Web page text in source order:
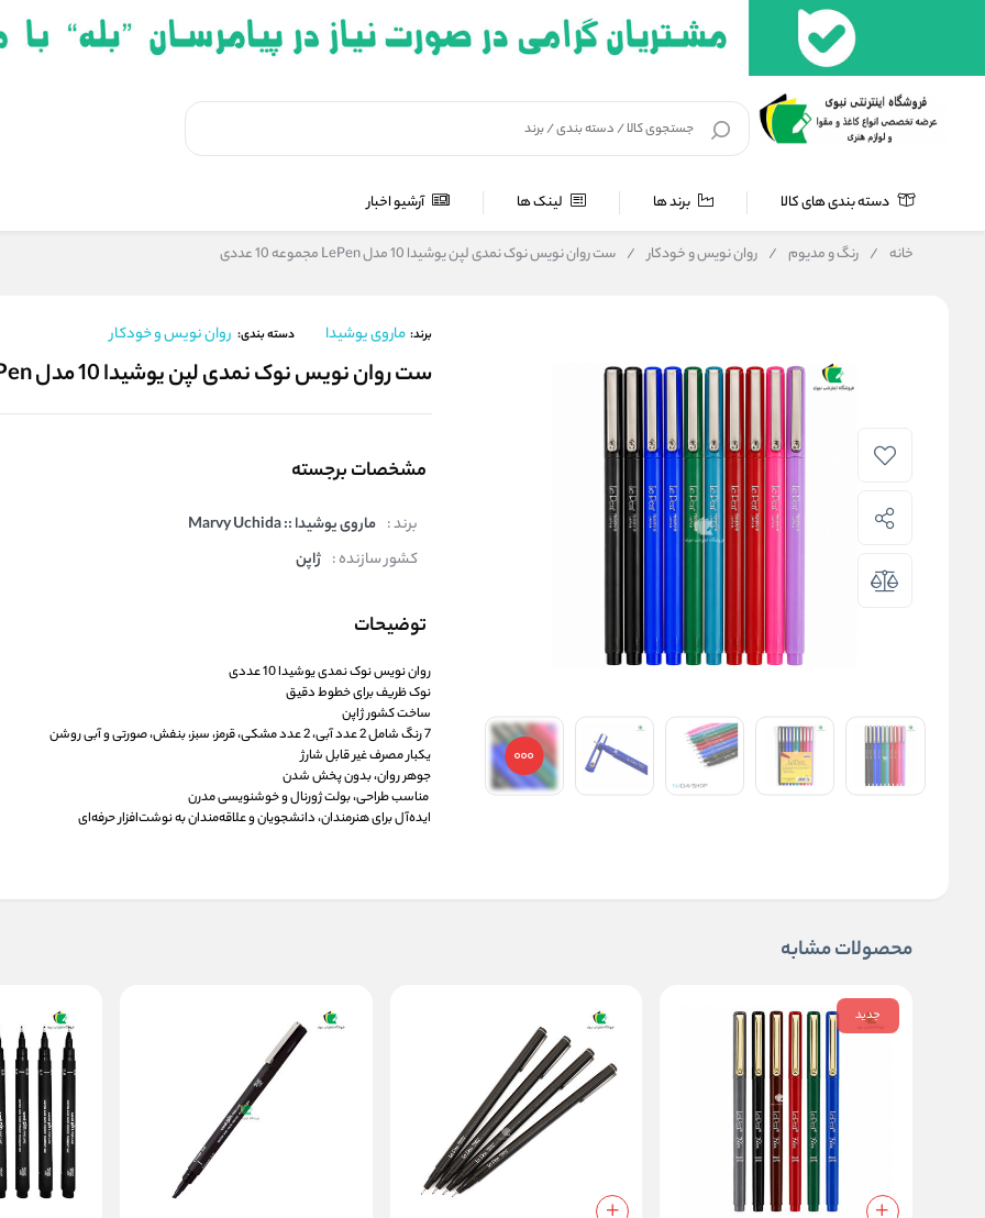
دسته بندی های کالا برند ها لینک ها آرشیو اخبار
خانه / رنگ و مدیوم / روان نویس و خودکار / ست روان نویس نوک نمدی لپن یوشیدا 10 مدل LePen مجموعه 10 عددی
برند: ماروی یوشیدا دسته بندی: روان نویس و خودکار
ست روان نویس نوک نمدی لپن یوشیدا 10 مدل LePen مجموعه 10 عددی
مشخصات برجسته
برند : ماروی یوشیدا :: Marvy Uchida
کشور سازنده : ژاپن
توضیحات
روان نویس نوک نمدی یوشیدا 10 عددی
نوک ظریف برای خطوط دقیق
ساخت کشور ژاپن
7 رنگ شامل 2 عدد آبی، 2 عدد مشکی، قرمز، سبز، بنفش، صورتی و آبی روشن
یکبار مصرف غیر قابل شارژ
جوهر روان، بدون پخش شدن
مناسب طراحی، بولت ژورنال و خوشنویسی مدرن
ایده‌آل برای هنرمندان، دانشجویان و علاقه‌مندان به نوشت‌افزار حرفه‌ای
محصولات مشابه
جدید